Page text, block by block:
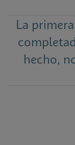
La
hecho,